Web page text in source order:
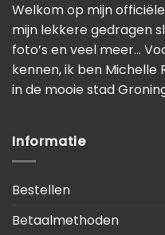
Welkom op mijn
mijn lekkere gedragen
foto’s en veel meer…
kennen, ik ben Michelle
in de mooie stad
Informatie
Bestellen
Betaalmethoden